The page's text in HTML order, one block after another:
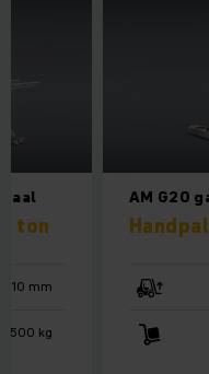
AM G20
ton
710 mm
1500 kg